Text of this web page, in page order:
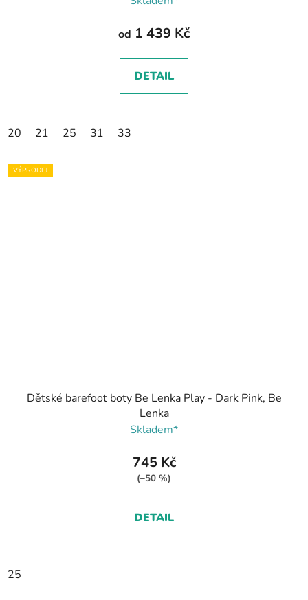
od 1 439 Kč
DETAIL
20 21 25 31 33
VÝPRODEJ
Dětské barefoot boty Be Lenka Play - Dark Pink, Be
Lenka
Skladem*
745 Kč
(–50 %)
DETAIL
25